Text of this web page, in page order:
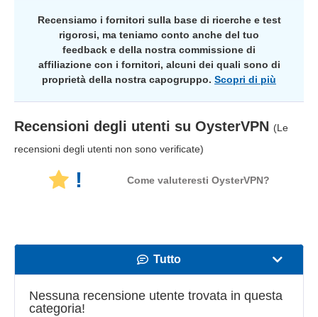
Recensiamo i fornitori sulla base di ricerche e test
rigorosi, ma teniamo conto anche del tuo
feedback e della nostra commissione di
affiliazione con i fornitori, alcuni dei quali sono di
proprietà della nostra capogruppo. Scopri di più
Recensioni degli utenti su OysterVPN (Le
recensioni degli utenti non sono verificate)
! Come valuteresti OysterVPN?
Tutto
Velocità
Nessuna recensione utente trovata in questa
categoria!